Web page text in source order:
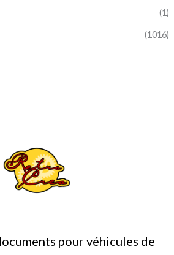
(1)
(1016)
pour véhicules de